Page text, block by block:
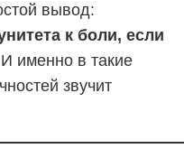
вывод:
к боли, если
именно в такие
звучит